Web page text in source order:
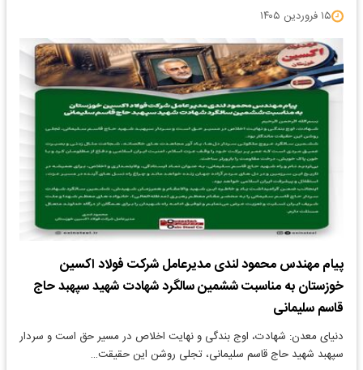
۱۵ فروردین ۱۴۰۵
پیام مهندس محمود لندی مدیرعامل شرکت فولاد اکسین
خوزستان به مناسبت ششمین سالگرد شهادت شهید سپهبد حاج
قاسم سلیمانی
دنیای معدن: شهادت، اوج بندگی و نهایت اخلاص در مسیر حق است و سردار
سپهبد شهید حاج قاسم سلیمانی، تجلی روشن این حقیقت…